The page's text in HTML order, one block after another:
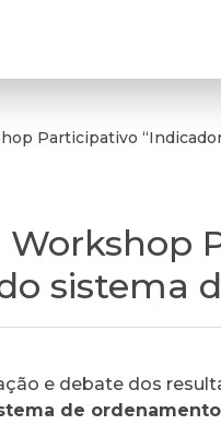
Participativo
Workshop
sistema
e debate dos
de